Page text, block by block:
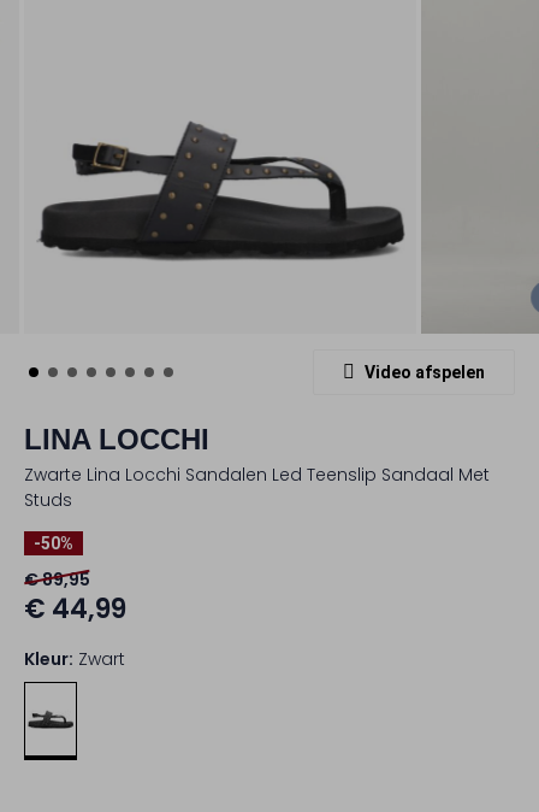
Video afspelen
LINA LOCCHI
Zwarte Lina Locchi Sandalen Led Teenslip Sandaal Met
Studs
-50%
€ 89,95
€ 44,99
Kleur: Zwart